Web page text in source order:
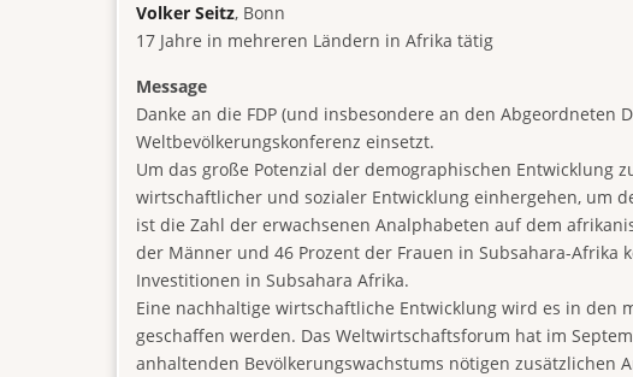
Volker Seitz, Bonn
17 Jahre in mehreren Ländern in Afrika tätig
Message
Danke an die FDP (und insbesondere an den
Weltbevölkerungskonferenz einsetzt.
Um das große Potenzial der demographischen Entwicklung
wirtschaftlicher und sozialer Entwicklung einhergehen, um
ist die Zahl der erwachsenen Analphabeten auf dem
der Männer und 46 Prozent der Frauen in Subsahara-
Investitionen in Subsahara Afrika.
Eine nachhaltige wirtschaftliche Entwicklung wird es in den
geschaffen werden. Das Weltwirtschaftsforum hat im
anhaltenden Bevölkerungswachstums nötigen zusätzlichen